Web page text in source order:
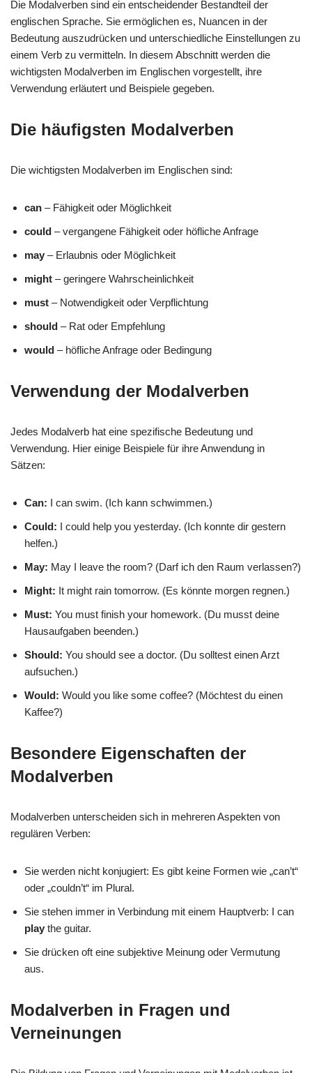
Die Modalverben sind ein entscheidender Bestandteil der
englischen Sprache. Sie ermöglichen es, Nuancen in der
Bedeutung auszudrücken und unterschiedliche Einstellungen zu
einem Verb zu vermitteln. In diesem Abschnitt werden die
wichtigsten Modalverben im Englischen vorgestellt, ihre
Verwendung erläutert und Beispiele gegeben.
Die häufigsten Modalverben
Die wichtigsten Modalverben im Englischen sind:
can – Fähigkeit oder Möglichkeit
could – vergangene Fähigkeit oder höfliche Anfrage
may – Erlaubnis oder Möglichkeit
might – geringere Wahrscheinlichkeit
must – Notwendigkeit oder Verpflichtung
should – Rat oder Empfehlung
would – höfliche Anfrage oder Bedingung
Verwendung der Modalverben
Jedes Modalverb hat eine spezifische Bedeutung und
Verwendung. Hier einige Beispiele für ihre Anwendung in
Sätzen:
Can: I can swim. (Ich kann schwimmen.)
Could: I could help you yesterday. (Ich konnte dir gestern
helfen.)
May: May I leave the room? (Darf ich den Raum verlassen?)
Might: It might rain tomorrow. (Es könnte morgen regnen.)
Must: You must finish your homework. (Du musst deine
Hausaufgaben beenden.)
Should: You should see a doctor. (Du solltest einen Arzt
aufsuchen.)
Would: Would you like some coffee? (Möchtest du einen
Kaffee?)
Besondere Eigenschaften der
Modalverben
Modalverben unterscheiden sich in mehreren Aspekten von
regulären Verben:
Sie werden nicht konjugiert: Es gibt keine Formen wie „can’t“
oder „couldn’t“ im Plural.
Sie stehen immer in Verbindung mit einem Hauptverb: I can
play the guitar.
Sie drücken oft eine subjektive Meinung oder Vermutung
aus.
Modalverben in Fragen und
Verneinungen